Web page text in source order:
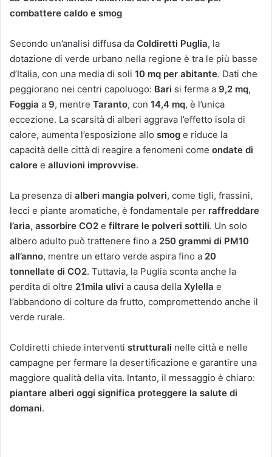
combattere caldo e smog
Secondo un’analisi diffusa da Coldiretti Puglia, la
dotazione di verde urbano nella regione è tra le più basse
d’Italia, con una media di soli 10 mq per abitante. Dati che
peggiorano nei centri capoluogo: Bari si ferma a 9,2 mq,
Foggia a 9, mentre Taranto, con 14,4 mq, è l’unica
eccezione. La scarsità di alberi aggrava l’effetto isola di
calore, aumenta l’esposizione allo smog e riduce la
capacità delle città di reagire a fenomeni come ondate di
calore e alluvioni improvvise.
La presenza di alberi mangia polveri, come tigli, frassini,
lecci e piante aromatiche, è fondamentale per raffreddare
l’aria, assorbire CO2 e filtrare le polveri sottili. Un solo
albero adulto può trattenere fino a 250 grammi di PM10
all’anno, mentre un ettaro verde aspira fino a 20
tonnellate di CO2. Tuttavia, la Puglia sconta anche la
perdita di oltre 21mila ulivi a causa della Xylella e
l’abbandono di colture da frutto, compromettendo anche il
verde rurale.
Coldiretti chiede interventi strutturali nelle città e nelle
campagne per fermare la desertificazione e garantire una
maggiore qualità della vita. Intanto, il messaggio è chiaro:
piantare alberi oggi significa proteggere la salute di
domani.